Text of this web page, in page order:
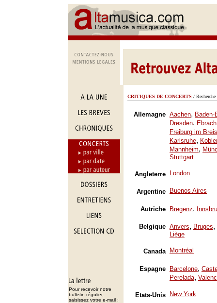
Pour recevoir notre
bulletin régulier,
saisissez votre e-mail :
CRITIQUES DE CONCERTS /
Allemagne Aachen, Baden-
Dresden, Ebrach
Freiburg im
Karlsruhe,
Mannheim,
Stuttgart
Angleterre London
Argentine Buenos Aires
Autriche Bregenz,
Belgique Anvers, Bruges,
Liège
Canada Montréal
Espagne Barcelone,
Perelada,
Etats-Unis New York